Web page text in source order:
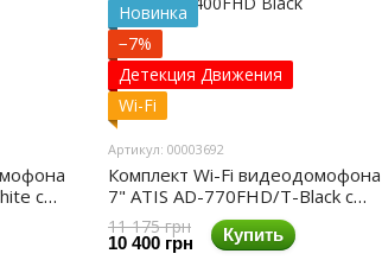
с
AT-
Новинка
−7%
Детекция Движения
Wi-Fi
Артикул: 00003692
Комплект Wi-Fi видеодомофона
7" ATIS AD-770FHD/T-Black с
поддержкой Tuya Smart + AT-
400FHD Black
11 175 грн
10 400 грн Купить